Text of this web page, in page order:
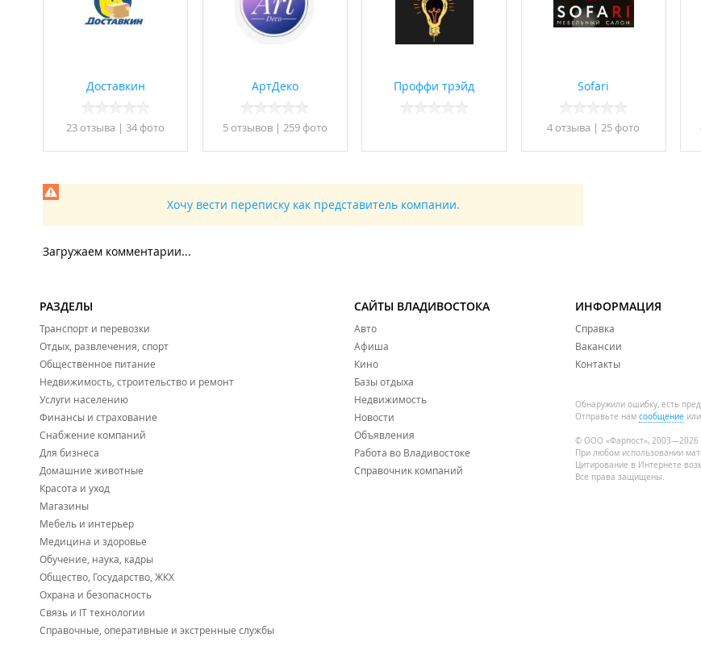
Доставкин
23 отзывa | 34 фото
АртДеко
5 отзывов| 259 фото
Проффи трэйд Sofari
4 отзывa | 25 фото
Хочу вести переписку как представитель компании.
Загружаем комментарии...
РАЗДЕЛЫ
Транспорт и перевозки
Отдых, развлечения, спорт
Общественное питание
Недвижимость, строительство и ремонт
Услуги населению
Финансы и страхование
Снабжение компаний
Для бизнеса
Домашние животные
Красота и уход
Магазины
Мебель и интерьер
Медицина и здоровье
Обучение, наука, кадры
Общество, Государство, ЖКХ
Охрана и безопасность
Связь и IT технологии
Справочные, оперативные и экстренные службы
САЙТЫ ВЛАДИВОСТОКА
Авто
Афиша
Кино
Базы отдыха
Недвижимость
Новости
Объявления
Работа во Владивостоке
Справочник компаний
ИНФОРМАЦИЯ
Справка
Вакансии
Контакты
Обнаружили ошибку, есть
Отправьте нам сообщение
© ООО «Фарпост», 2003—2026
При любом использовании
Цитирование в Интернете
Все права защищены.